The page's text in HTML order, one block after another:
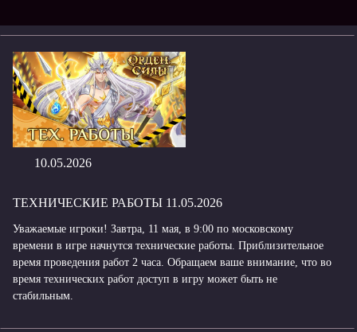
10.05.2026
ТЕХНИЧЕСКИЕ РАБОТЫ 11.05.2026
Уважаемые игроки! Завтра, 11 мая, в 9:00 по московскому
времени в игре начнутся технические работы. Приблизительное
время проведения работ 2 часа. Обращаем ваше внимание, что во
время технических работ доступ в игру может быть не
стабильным.